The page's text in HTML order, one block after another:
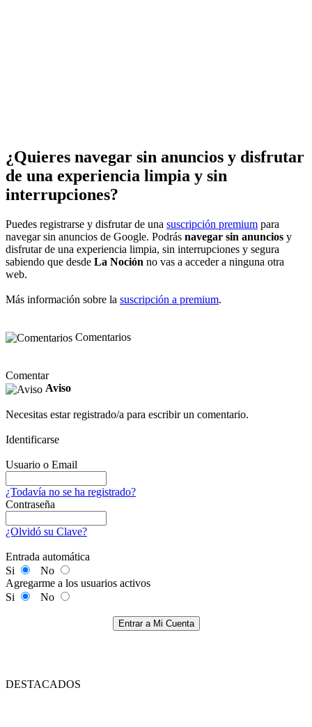
¿Quieres navegar sin anuncios y disfrutar
de una experiencia limpia y sin
interrupciones?
Puedes registrarse y disfrutar de una suscripción premium para
navegar sin anuncios de Google. Podrás navegar sin anuncios y
disfrutar de una experiencia limpia, sin interrupciones y segura
sabiendo que desde La Noción no vas a acceder a ninguna otra
web.
Más información sobre la suscripción a premium.
Comentarios
Comentar
Aviso
Necesitas estar registrado/a para escribir un comentario.
Identificarse
Usuario o Email
¿Todavía no se ha registrado?
Contraseña
¿Olvidó su Clave?
Entrada automática
Si
No
Agregarme a los usuarios activos
Si
No
Entrar a Mi Cuenta
DESTACADOS